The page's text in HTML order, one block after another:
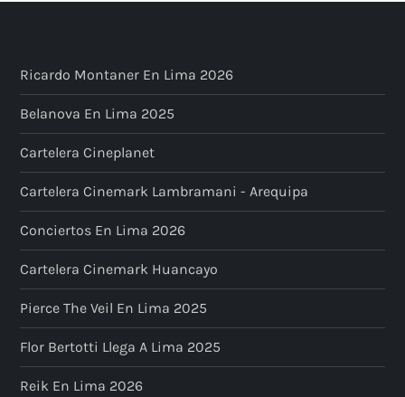
Ricardo Montaner En Lima 2026
Belanova En Lima 2025
Cartelera Cineplanet
Cartelera Cinemark Lambramani - Arequipa
Conciertos En Lima 2026
Cartelera Cinemark Huancayo
Pierce The Veil En Lima 2025
Flor Bertotti Llega A Lima 2025
Reik En Lima 2026